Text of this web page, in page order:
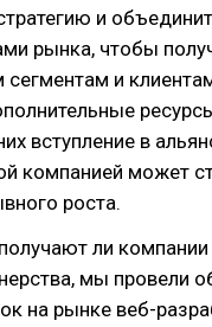
и
рынка, чтобы
сегментам и
вступление в
компанией может
роста.
ли
мы провели
на рынке веб-